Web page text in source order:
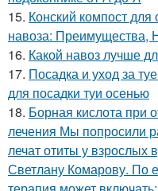
15. Конский компост для
навоза: Преимущества,
16. Какой навоз лучше
17. Посадка и уход за
для посадки туи осенью
18. Борная кислота при
лечения Мы попросили
лечат отиты у взрослых
Светлану Комарову. По